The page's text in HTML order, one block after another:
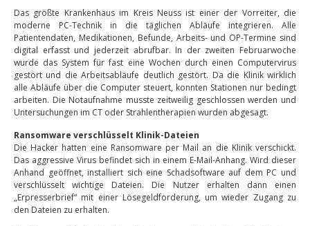
Das größte Krankenhaus im Kreis Neuss ist einer der Vorreiter, die
moderne PC-Technik in die täglichen Abläufe integrieren. Alle
Patientendaten, Medikationen, Befunde, Arbeits- und OP-Termine sind
digital erfasst und jederzeit abrufbar. In der zweiten Februarwoche
wurde das System für fast eine Wochen durch einen Computervirus
gestört und die Arbeitsabläufe deutlich gestört. Da die Klinik wirklich
alle Abläufe über die Computer steuert, konnten Stationen nur bedingt
arbeiten. Die Notaufnahme musste zeitweilig geschlossen werden und
Untersuchungen im CT oder Strahlentherapien wurden abgesagt.
Ransomware verschlüsselt Klinik-Dateien
Die Hacker hatten eine Ransomware per Mail an die Klinik verschickt.
Das aggressive Virus befindet sich in einem E-Mail-Anhang. Wird dieser
Anhand geöffnet, installiert sich eine Schadsoftware auf dem PC und
verschlüsselt wichtige Dateien. Die Nutzer erhalten dann einen
„Erpresserbrief“ mit einer Lösegeldforderung, um wieder Zugang zu
den Dateien zu erhalten.